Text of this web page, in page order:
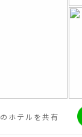
ホテルを共有